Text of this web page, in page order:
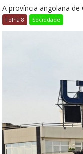
A província angolana de
Folha 8 Sociedade